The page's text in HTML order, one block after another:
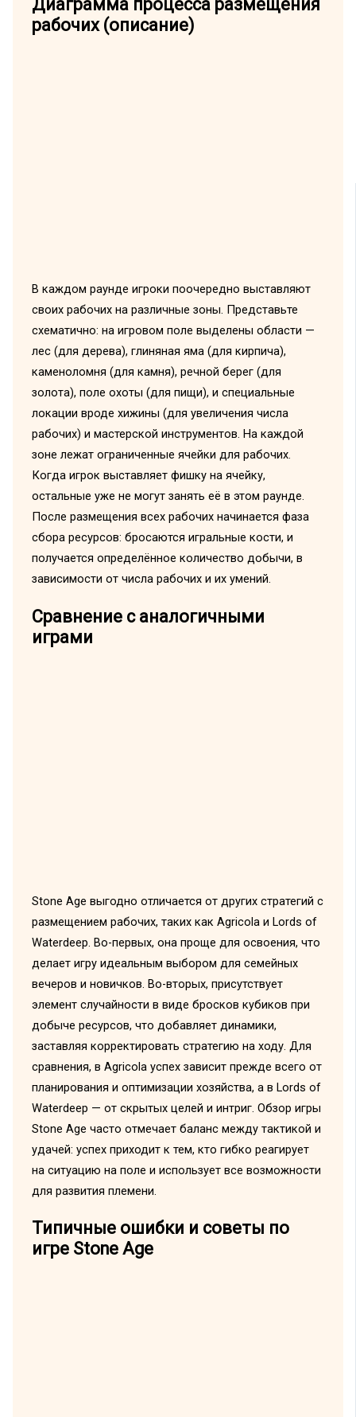
Диаграмма процесса размещения
рабочих (описание)
В каждом раунде игроки поочередно выставляют
своих рабочих на различные зоны. Представьте
схематично: на игровом поле выделены области —
лес (для дерева), глиняная яма (для кирпича),
каменоломня (для камня), речной берег (для
золота), поле охоты (для пищи), и специальные
локации вроде хижины (для увеличения числа
рабочих) и мастерской инструментов. На каждой
зоне лежат ограниченные ячейки для рабочих.
Когда игрок выставляет фишку на ячейку,
остальные уже не могут занять её в этом раунде.
После размещения всех рабочих начинается фаза
сбора ресурсов: бросаются игральные кости, и
получается определённое количество добычи, в
зависимости от числа рабочих и их умений.
Сравнение с аналогичными
играми
Stone Age выгодно отличается от других стратегий с
размещением рабочих, таких как Agricola и Lords of
Waterdeep. Во-первых, она проще для освоения, что
делает игру идеальным выбором для семейных
вечеров и новичков. Во-вторых, присутствует
элемент случайности в виде бросков кубиков при
добыче ресурсов, что добавляет динамики,
заставляя корректировать стратегию на ходу. Для
сравнения, в Agricola успех зависит прежде всего от
планирования и оптимизации хозяйства, а в Lords of
Waterdeep — от скрытых целей и интриг. Обзор игры
Stone Age часто отмечает баланс между тактикой и
удачей: успех приходит к тем, кто гибко реагирует
на ситуацию на поле и использует все возможности
для развития племени.
Типичные ошибки и советы по
игре Stone Age